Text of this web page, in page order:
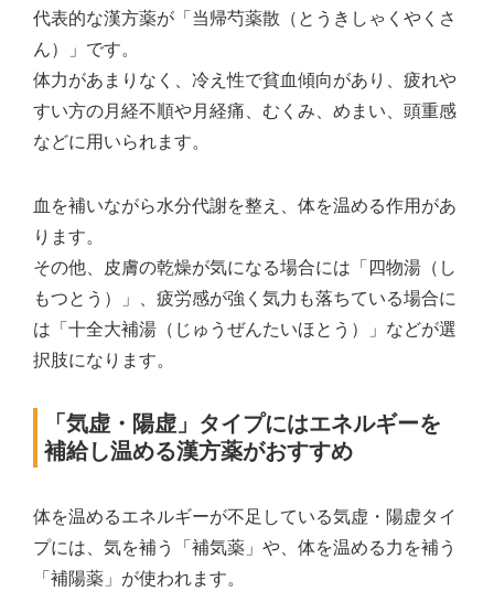
代表的な漢方薬が「当帰芍薬散（とうきしゃくやくさ
ん）」です。
体力があまりなく、冷え性で貧血傾向があり、疲れや
すい方の月経不順や月経痛、むくみ、めまい、頭重感
などに用いられます。
血を補いながら水分代謝を整え、体を温める作用があ
ります。
その他、皮膚の乾燥が気になる場合には「四物湯（し
もつとう）」、疲労感が強く気力も落ちている場合に
は「十全大補湯（じゅうぜんたいほとう）」などが選
択肢になります。
「気虚・陽虚」タイプにはエネルギーを
補給し温める漢方薬がおすすめ
体を温めるエネルギーが不足している気虚・陽虚タイ
プには、気を補う「補気薬」や、体を温める力を補う
「補陽薬」が使われます。